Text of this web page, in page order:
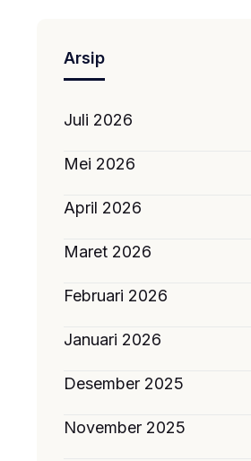
Arsip
Juli 2026
Mei 2026
April 2026
Maret 2026
Februari 2026
Januari 2026
Desember 2025
November 2025